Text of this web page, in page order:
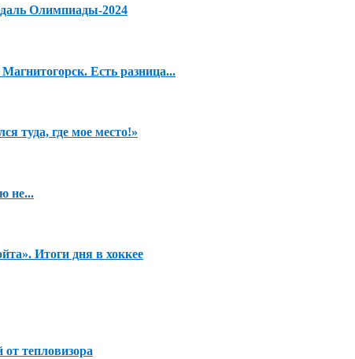
Олимпиады-2024
Есть разница...
туда, где мое место!»
не...
Итоги дня в хоккее
тепловизора